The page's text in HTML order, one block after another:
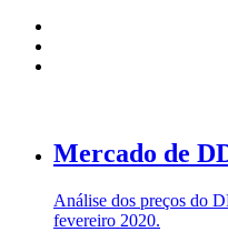
Mercado de
Análise dos preços do
fevereiro 2020.